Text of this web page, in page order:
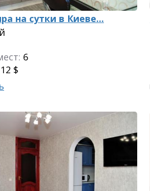
на сутки в Киеве...
6
$